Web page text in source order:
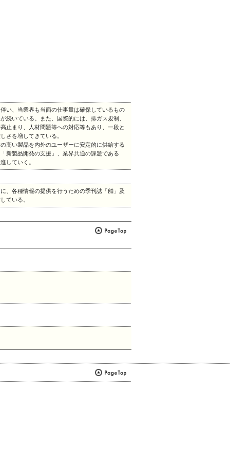
い、当業界も当面の仕事量は確保しているもの
続いている。また、国際的には、排ガス規制、
止まり、人材問題等への対応等もあり、一段と
さを増してきている。
高い製品を内外のユーザーに安定的に供給する
新製品開発の支援」、業界共通の課題である
していく。
、各種情報の提供を行うための季刊誌「舶」及
ている。